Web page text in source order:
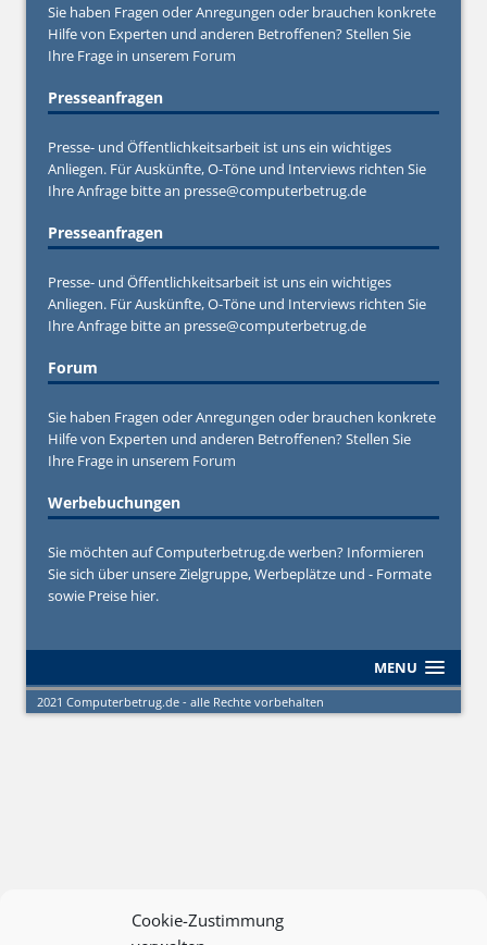
Cookie-Zustimmung
Sie haben Fragen oder Anregungen oder brauchen konkrete
Hilfe von Experten und anderen Betroffenen? Stellen Sie
Ihre Frage in unserem Forum
Presseanfragen
Presse- und Öffentlichkeitsarbeit ist uns ein wichtiges
Anliegen. Für Auskünfte, O-Töne und Interviews richten Sie
Ihre Anfrage bitte an presse@computerbetrug.de
Presseanfragen
Presse- und Öffentlichkeitsarbeit ist uns ein wichtiges
Anliegen. Für Auskünfte, O-Töne und Interviews richten Sie
Ihre Anfrage bitte an presse@computerbetrug.de
Forum
Sie haben Fragen oder Anregungen oder brauchen konkrete
Hilfe von Experten und anderen Betroffenen? Stellen Sie
Ihre Frage in unserem Forum
Werbebuchungen
Sie möchten auf Computerbetrug.de werben? Informieren
Sie sich über unsere Zielgruppe, Werbeplätze und - Formate
sowie Preise hier.
MENU
2021 Computerbetrug.de - alle Rechte vorbehalten